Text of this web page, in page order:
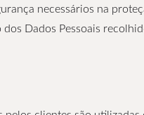
necessários na
Dados Pessoais